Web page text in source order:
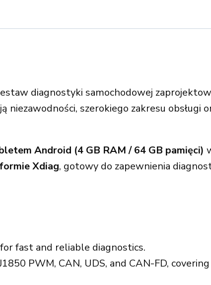
diagnostyki samochodowej
szerokiego zakresu obsługi
Android (4 GB RAM / 64 GB pamięci)
Xdiag, gotowy do zapewnienia
fast and reliable diagnostics.
PWM, CAN, UDS, and CAN-FD,